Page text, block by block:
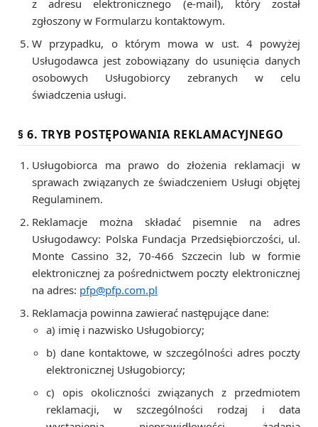
z adresu elektronicznego (e-mail), który został
zgłoszony w Formularzu kontaktowym.
W przypadku, o którym mowa w ust. 4 powyżej
Usługodawca jest zobowiązany do usunięcia danych
osobowych Usługobiorcy zebranych w celu
świadczenia usługi.
§ 6. TRYB POSTĘPOWANIA REKLAMACYJNEGO
Usługobiorca ma prawo do złożenia reklamacji w
sprawach związanych ze świadczeniem Usługi objętej
Regulaminem.
Reklamacje można składać pisemnie na adres
Usługodawcy: Polska Fundacja Przedsiębiorczości, ul.
Monte Cassino 32, 70-466 Szczecin lub w formie
elektronicznej za pośrednictwem poczty elektronicznej
na adres: pfp@pfp.com.pl
Reklamacja powinna zawierać następujące dane:
a) imię i nazwisko Usługobiorcy;
b) dane kontaktowe, w szczególności adres poczty
elektronicznej Usługobiorcy;
c) opis okoliczności związanych z przedmiotem
reklamacji, w szczególności rodzaj i data